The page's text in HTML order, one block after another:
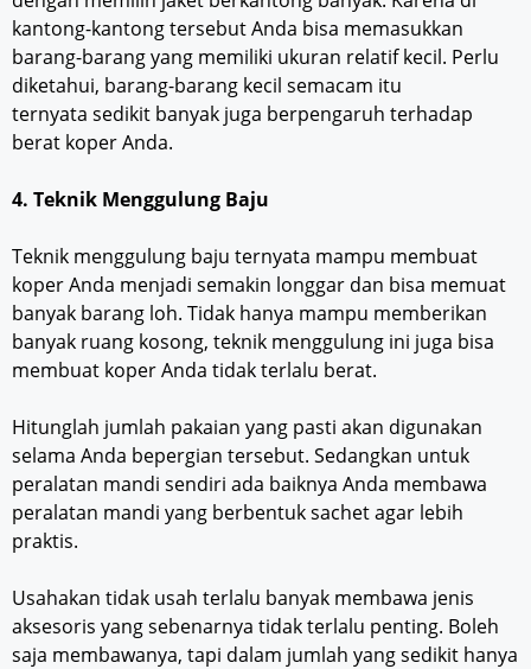
kantong-kantong tersebut Anda bisa memasukkan
barang-barang yang memiliki ukuran relatif kecil. Perlu
diketahui, barang-barang kecil semacam itu
ternyata sedikit banyak juga berpengaruh terhadap
berat koper Anda.
4. Teknik Menggulung Baju
Teknik menggulung baju ternyata mampu membuat
koper Anda menjadi semakin longgar dan bisa memuat
banyak barang loh. Tidak hanya mampu memberikan
banyak ruang kosong, teknik menggulung ini juga bisa
membuat koper Anda tidak terlalu berat.
Hitunglah jumlah pakaian yang pasti akan digunakan
selama Anda bepergian tersebut. Sedangkan untuk
peralatan mandi sendiri ada baiknya Anda membawa
peralatan mandi yang berbentuk sachet agar lebih
praktis.
Usahakan tidak usah terlalu banyak membawa jenis
aksesoris yang sebenarnya tidak terlalu penting. Boleh
saja membawanya, tapi dalam jumlah yang sedikit hanya